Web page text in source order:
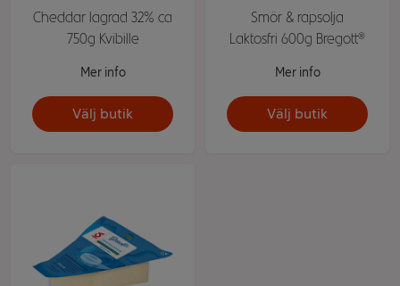
Cheddar lagrad 32% ca
750g Kvibille
Mer info
Välj butik
Smör & rapsolja
Laktosfri 600g Bregott®
Mer info
Välj butik